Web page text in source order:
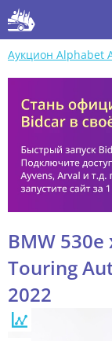
Аукцион Alphabet
BMW 530e
Touring
2022